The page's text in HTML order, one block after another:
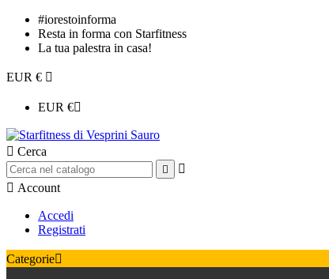
#iorestoinforma
Resta in forma con Starfitness
La tua palestra in casa!
EUR € 
EUR €
 Cerca


 Account
Accedi
Registrati
Categorie